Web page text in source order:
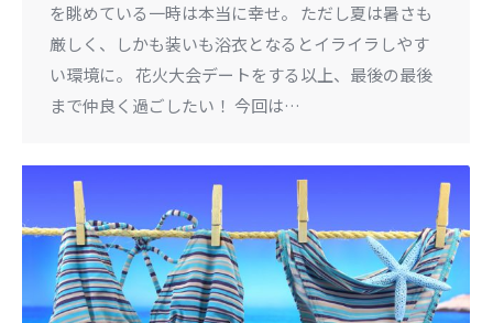
を眺めている一時は本当に幸せ。 ただし夏は暑さも
厳しく、しかも装いも浴衣となるとイライラしやす
い環境に。 花火大会デートをする以上、最後の最後
まで仲良く過ごしたい！ 今回は…